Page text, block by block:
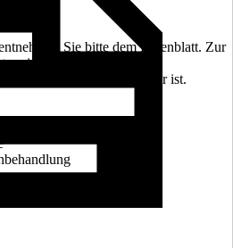
Sie bitte dem Datenblatt. Zur
bitte Handy- oder
welche tagsüber erreichbar ist.